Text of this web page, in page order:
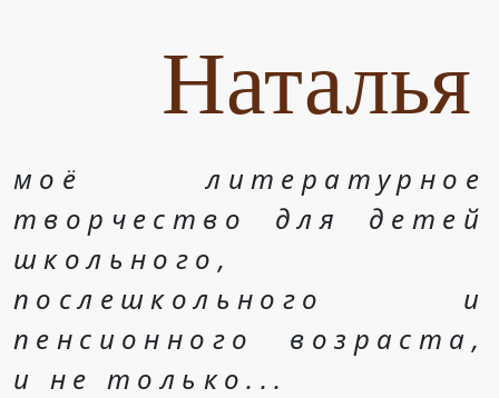
Наталья
моё литературное
творчество для детей
школьного,
послешкольного и
пенсионного возраста,
и не только...